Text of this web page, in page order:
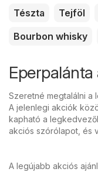
Tészta
Tejföl
Bourbon whisky
Szeretné megtalálni a
A jelenlegi akciók
kapható a
akciós szórólapot, és
A legújabb akciós